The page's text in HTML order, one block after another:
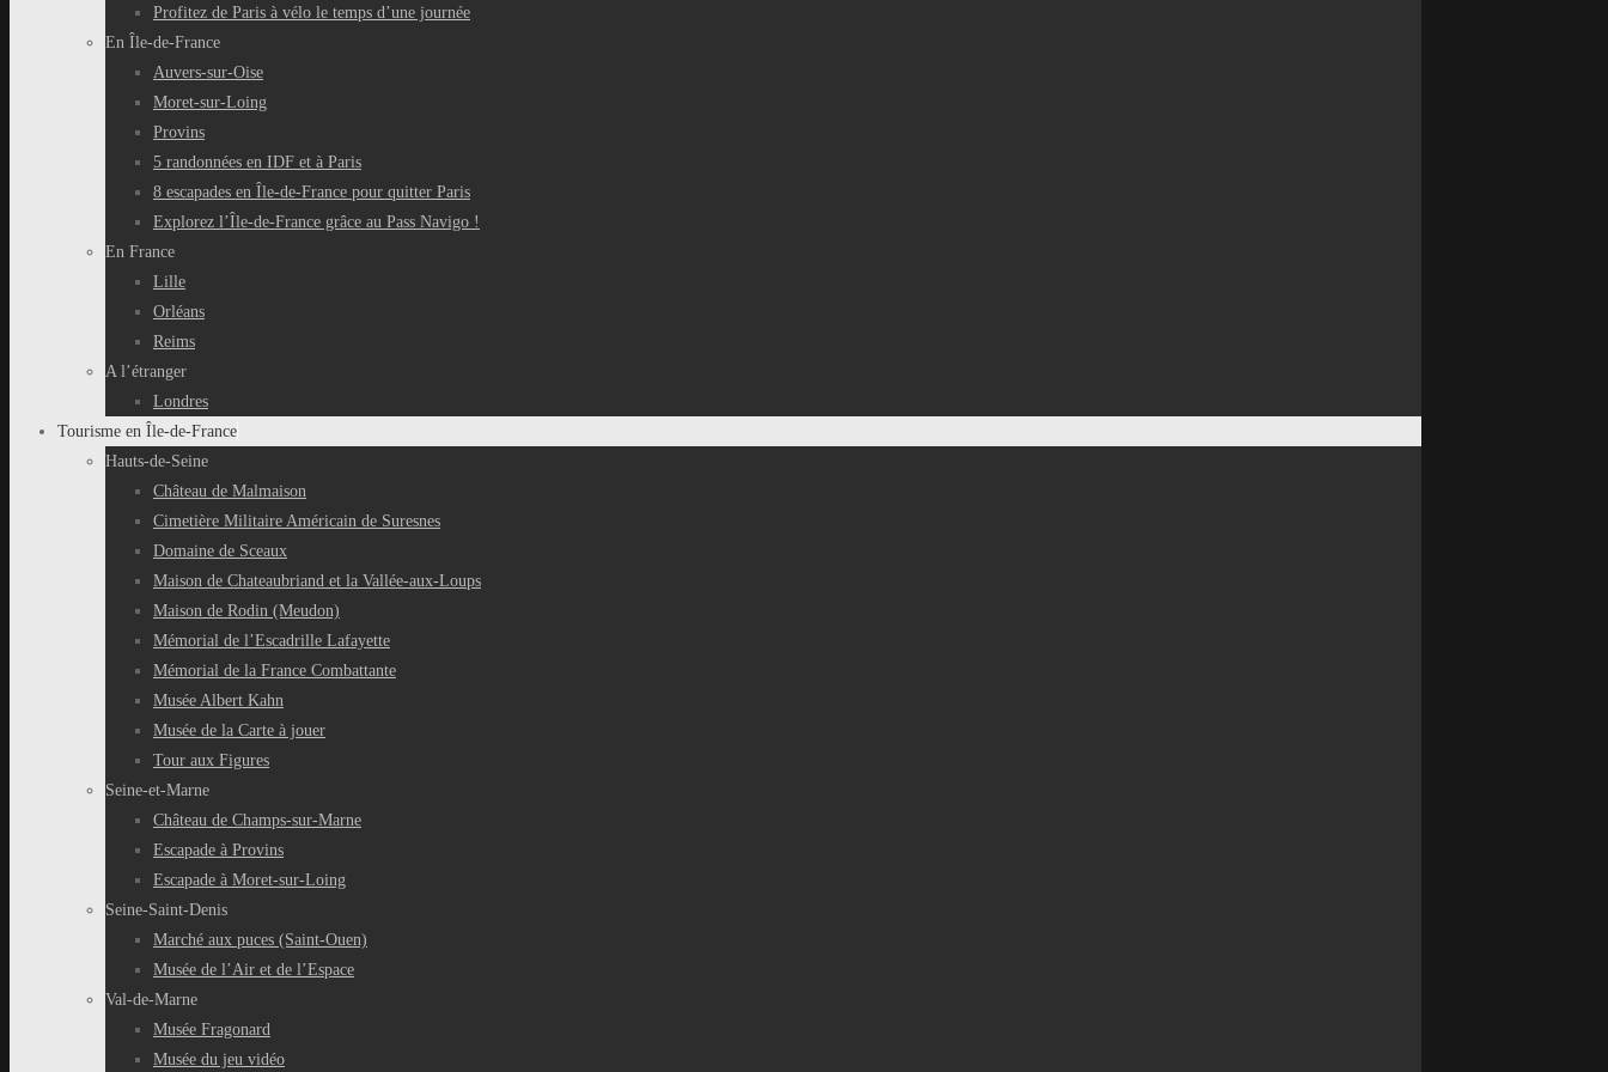
Profitez de Paris à vélo le temps d’une journée
En Île-de-France
Auvers-sur-Oise
Moret-sur-Loing
Provins
5 randonnées en IDF et à Paris
8 escapades en Île-de-France pour quitter Paris
Explorez l’Île-de-France grâce au Pass Navigo !
En France
Lille
Orléans
Reims
A l’étranger
Londres
Tourisme en Île-de-France
Hauts-de-Seine
Château de Malmaison
Cimetière Militaire Américain de Suresnes
Domaine de Sceaux
Maison de Chateaubriand et la Vallée-aux-Loups
Maison de Rodin (Meudon)
Mémorial de l’Escadrille Lafayette
Mémorial de la France Combattante
Musée Albert Kahn
Musée de la Carte à jouer
Tour aux Figures
Seine-et-Marne
Château de Champs-sur-Marne
Escapade à Provins
Escapade à Moret-sur-Loing
Seine-Saint-Denis
Marché aux puces (Saint-Ouen)
Musée de l’Air et de l’Espace
Val-de-Marne
Musée Fragonard
Musée du jeu vidéo